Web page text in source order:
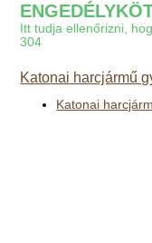
Itt tudja ellenőrizni,
304
Katonai harcjármű
Katonai